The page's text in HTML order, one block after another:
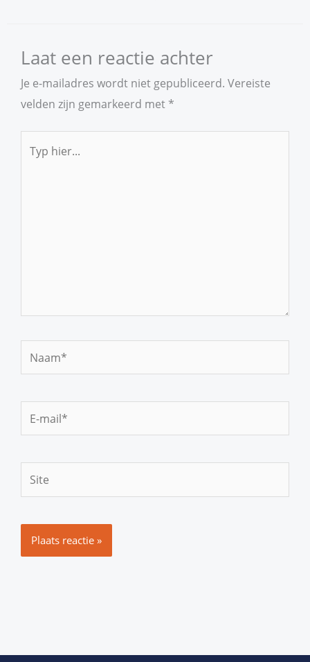
Laat een reactie achter
Je e-mailadres wordt niet gepubliceerd. Vereiste
velden zijn gemarkeerd met *
hier...
mail*
Site